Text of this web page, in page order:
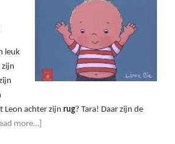
leuk
zijn
Leon achter zijn rug? Tara! Daar zijn de
more…]